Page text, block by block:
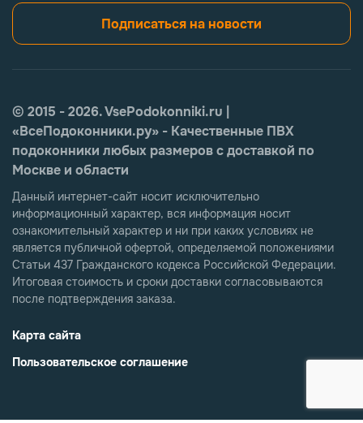
Подписаться на новости
© 2015 - 2026. VsePodokonniki.ru |
«ВсеПодоконники.ру» - Качественные ПВХ
подоконники любых размеров с доставкой по
Москве и области
Данный интернет-сайт носит исключительно
информационный характер, вся информация носит
ознакомительный характер и ни при каких условиях не
является публичной офертой, определяемой положениями
Статьи 437 Гражданского кодекса Российской Федерации.
Итоговая стоимость и сроки доставки согласовываются
после подтверждения заказа.
Карта сайта
Пользовательское соглашение